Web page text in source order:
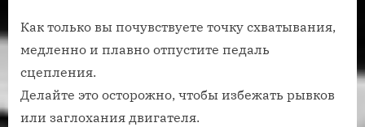
Как только вы почувствуете точку схватывания,
медленно и плавно отпустите педаль
сцепления.
Делайте это осторожно, чтобы избежать рывков
или заглохания двигателя.